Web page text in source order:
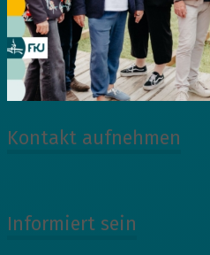
Kontakt aufnehmen
Informiert sein